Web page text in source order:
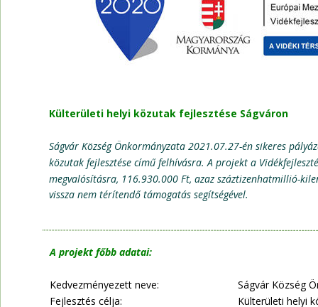
A projekt főbb adatai:
Kedvezményezett neve:
Ságvár Község
Fejlesztés célja:
Külterületi helyi
Külterületi helyi közutak fejlesztése Ságváron
Ságvár Község Önkormányzata 2021.07.27-én sikeres
közutak fejlesztése című felhívásra. A projekt a
megvalósításra, 116.930.000 Ft, azaz száztizenhatmillió-
vissza nem térítendő támogatás segítségével.